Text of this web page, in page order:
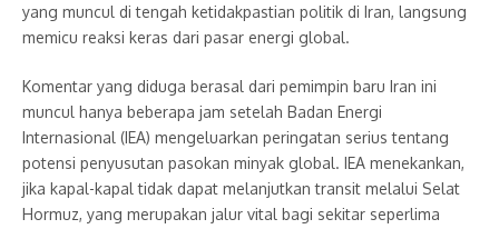
yang muncul di tengah ketidakpastian politik di Iran, langsung
memicu reaksi keras dari pasar energi global.
Komentar yang diduga berasal dari pemimpin baru Iran ini
muncul hanya beberapa jam setelah Badan Energi
Internasional (IEA) mengeluarkan peringatan serius tentang
potensi penyusutan pasokan minyak global. IEA menekankan,
jika kapal-kapal tidak dapat melanjutkan transit melalui Selat
Hormuz, yang merupakan jalur vital bagi sekitar seperlima